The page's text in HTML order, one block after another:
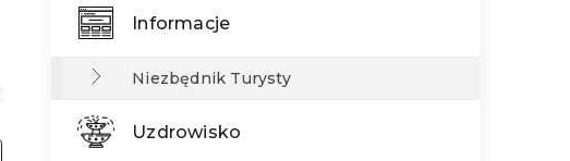
Informacje
Niezbędnik Turysty
Uzdrowisko